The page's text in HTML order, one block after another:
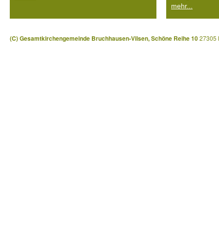
mehr...
(C) Gesamtkirchengemeinde Bruchhausen-Vilsen, Schöne Reihe 1027305